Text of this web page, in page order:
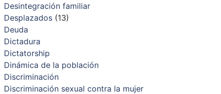
Desintegración familiar
Desplazados(13)
Deuda
Dictadura
Dictatorship
Dinámica de la población
Discriminación
Discriminación sexual contra la mujer